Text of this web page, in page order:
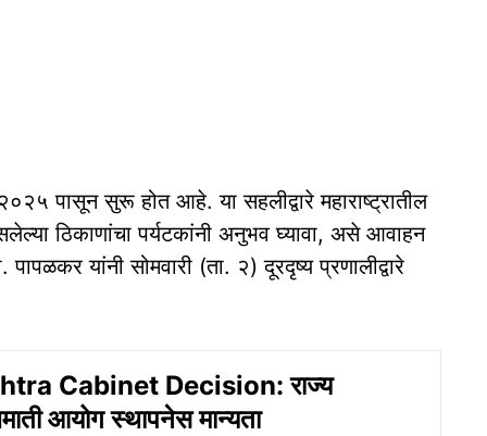
पासून सुरू होत आहे. या सहलीद्वारे महाराष्ट्रातील
ठिकाणांचा पर्यटकांनी अनुभव घ्यावा, असे आवाहन
यांनी सोमवारी (ता. २) दूरदृष्य प्रणालीद्वारे
Cabinet Decision: राज्य
आयोग स्थापनेस मान्यता